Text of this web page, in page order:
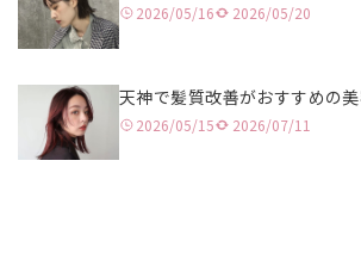
銀座
恵比寿
横浜
2026/05/16 2026/05/20
天神で髪質改善がおすすめの
2026/05/15 2026/07/11